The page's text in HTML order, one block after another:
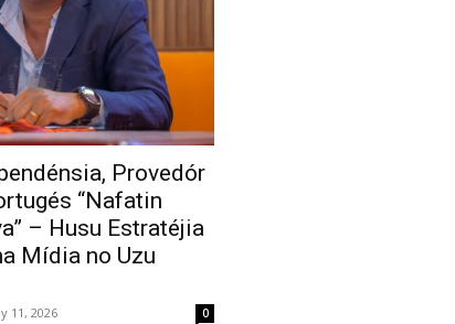
Provedór
“Nafatin
– Husu Estratéjia
Mídia no Uzu
11, 2026 0